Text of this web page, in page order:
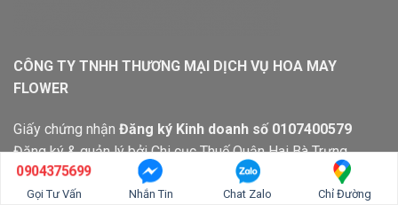
CÔNG TY TNHH THƯƠNG MẠI DỊCH VỤ HOA MAY
FLOWER
Giấy chứng nhận Đăng ký Kinh doanh số 0107400579
Đăng ký & quản lý bởi Chi cục Thuế Quận Hai Bà Trưng
MAY FLOWER cung cấp các sản phẩm hoa tươi, hoa chúc
0904375699
Gọi Tư Vấn Nhắn Tin Chat Zalo Chỉ Đường